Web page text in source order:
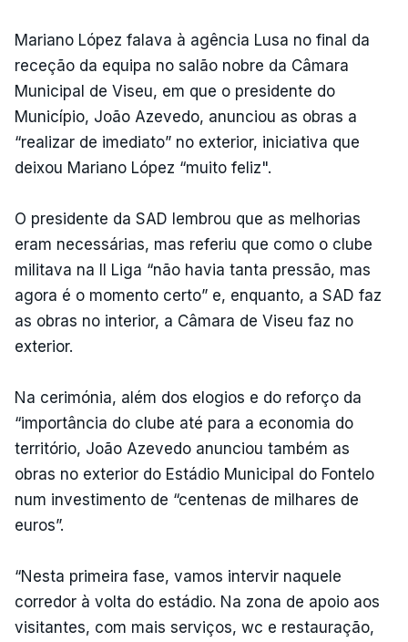
Mariano López falava à agência Lusa no final da
receção da equipa no salão nobre da Câmara
Municipal de Viseu, em que o presidente do
Município, João Azevedo, anunciou as obras a
“realizar de imediato” no exterior, iniciativa que
deixou Mariano López “muito feliz".
O presidente da SAD lembrou que as melhorias
eram necessárias, mas referiu que como o clube
militava na II Liga “não havia tanta pressão, mas
agora é o momento certo” e, enquanto, a SAD faz
as obras no interior, a Câmara de Viseu faz no
exterior.
Na cerimónia, além dos elogios e do reforço da
“importância do clube até para a economia do
território, João Azevedo anunciou também as
obras no exterior do Estádio Municipal do Fontelo
num investimento de “centenas de milhares de
euros”.
“Nesta primeira fase, vamos intervir naquele
corredor à volta do estádio. Na zona de apoio aos
visitantes, com mais serviços, wc e restauração,